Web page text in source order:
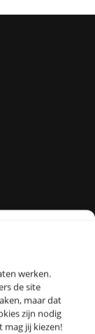
werken.
de site
maar dat
zijn nodig
mag jij kiezen!